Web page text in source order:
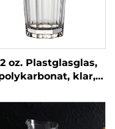
oz. Plastglasglas,
klar,